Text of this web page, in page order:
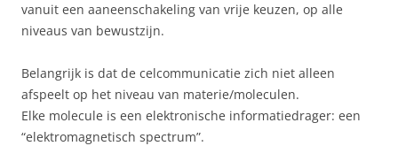
vanuit een aaneenschakeling van vrije keuzen, op alle
niveaus van bewustzijn.
Belangrijk is dat de celcommunicatie zich niet alleen
afspeelt op het niveau van materie/moleculen.
Elke molecule is een elektronische informatiedrager: een
“elektromagnetisch spectrum”.